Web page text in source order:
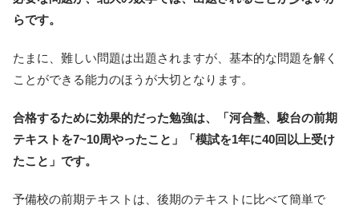
らです。
たまに、難しい問題は出題されますが、基本的な問題を解く
ことができる能力のほうが大切となります。
合格するために効果的だった勉強は、「河合塾、駿台の前期
テキストを7~10周やったこと」「模試を1年に40回以上受け
たこと」です。
予備校の前期テキストは、後期のテキストに比べて簡単で